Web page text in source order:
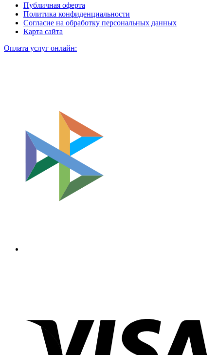
Публичная оферта
Политика конфиденциальности
Согласие на обработку персональных данных
Карта сайта
Оплата услуг онлайн: